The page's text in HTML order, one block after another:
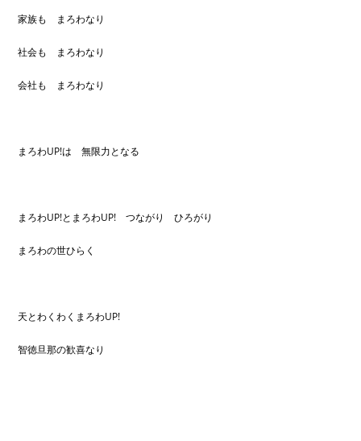
家族も まろわなり
社会も まろわなり
会社も まろわなり
まろわUP!は 無限力となる
まろわUP!とまろわUP! つながり ひろがり
まろわの世ひらく
天とわくわくまろわUP!
智徳旦那の歓喜なり